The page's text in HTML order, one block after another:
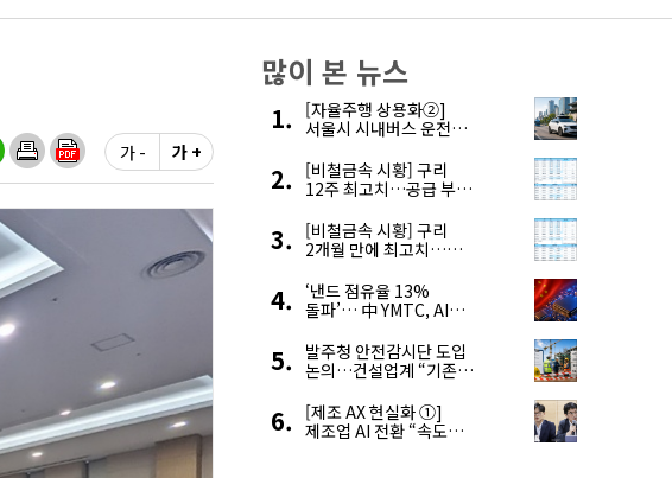
가 - 가 +
많이 본 뉴스
[자율주행 상용화②]
서울시 시내버스 운전자
해결한다
[비철금속 시황] 구리
12주 최고치…공급 부족
[비철금속 시황] 구리
2개월 만에 최고치…
우려 확대
‘낸드 점유율 13%
돌파’… 中 YMTC, AI
4위 맹추격
발주청 안전감시단 도입
논의…건설업계 “기존
[제조 AX 현실화 ①]
제조업 AI 전환 “속도와